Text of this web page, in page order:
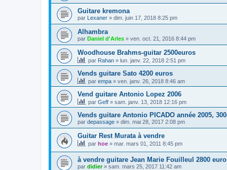
Guitare kremona
par Lexaner » dim. juin 17, 2018 8:25 pm
Alhambra
par Daniel d'Arles » ven. oct. 21, 2016 8:44 pm
Woodhouse Brahms-guitar 2500euros
par Rahan » lun. janv. 22, 2018 2:51 pm
Vends guitare Sato 4200 euros
par empa » ven. janv. 26, 2018 8:46 am
Vend guitare Antonio Lopez 2006
par Geff » sam. janv. 13, 2018 12:16 pm
Vends guitare Antonio PICADO année 2005,
par depassage » dim. mai 28, 2017 2:08 pm
Guitar Rest Murata à vendre
par hoe » mar. mars 01, 2011 8:45 pm
à vendre guitare Jean Marie Fouilleul 2800
par didier» sam. mars 25, 2017 11:42 am